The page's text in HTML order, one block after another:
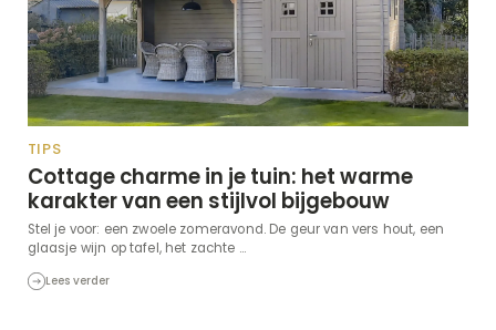
TIPS
Cottage charme in je tuin: het warme
karakter van een stijlvol bijgebouw
Stel je voor: een zwoele zomeravond. De geur van vers hout, een
glaasje wijn op tafel, het zachte ...
Lees verder